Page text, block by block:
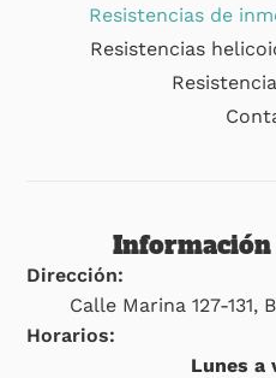
Resistencias de
Resistencias
Información
Dirección:
Calle Marina 127-131,
Horarios:
Lunes a